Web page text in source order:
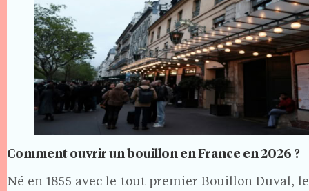
Comment ouvrir un bouillon en France en 2026 ?
Né en 1855 avec le tout premier Bouillon Duval, le